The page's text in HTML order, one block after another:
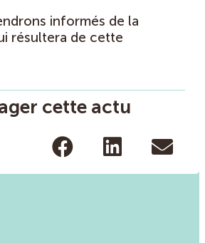
informés de la
résultera de cette
cette actu